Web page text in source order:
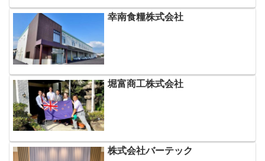
幸南食糧株式会社
堀富商工株式会社
株式会社バーテック